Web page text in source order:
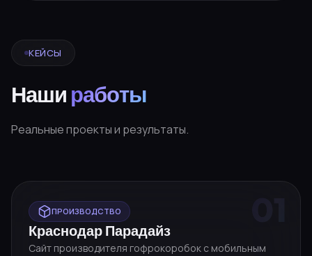
КЕЙСЫ
Наши работы
Реальные проекты и результаты.
ПРОИЗВОДСТВО
Краснодар Парадайз
Сайт производителя гофрокоробок с мобильным